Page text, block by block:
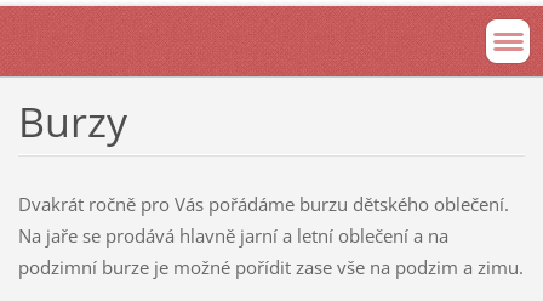
Burzy
Dvakrát ročně pro Vás pořádáme burzu dětského oblečení.
Na jaře se prodává hlavně jarní a letní oblečení a na
podzimní burze je možné pořídit zase vše na podzim a zimu.